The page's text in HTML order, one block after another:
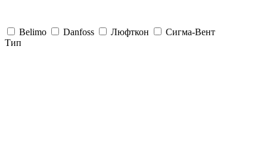
Belimo Danfoss Люфткон
Сигма-Вент
Тип